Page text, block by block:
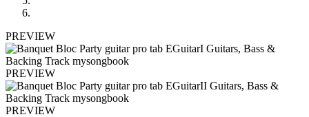
PREVIEW
PREVIEW
PREVIEW